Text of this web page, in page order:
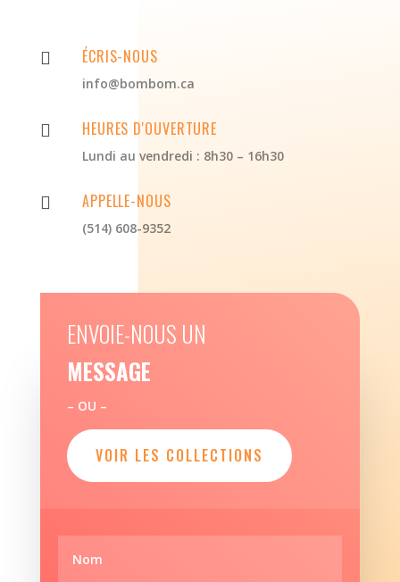
 ÉCRIS-NOUS
info@bombom.ca
 HEURES D'OUVERTURE
Lundi au vendredi : 8h30 – 16h30
 APPELLE-NOUS
(514) 608-9352
ENVOIE-NOUS UN
MESSAGE
– OU –
VOIR LES COLLECTIONS